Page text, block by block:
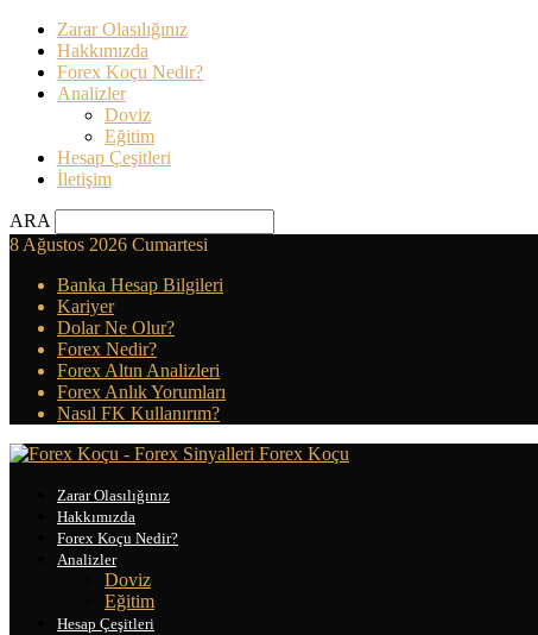
Zarar Olasılığınız
Hakkımızda
Forex Koçu Nedir?
Analizler
Doviz
Eğitim
Hesap Çeşitleri
İletişim
ARA
8 Ağustos 2026 Cumartesi
Banka Hesap Bilgileri
Kariyer
Dolar Ne Olur?
Forex Nedir?
Forex Altın Analizleri
Forex Anlık Yorumları
Nasıl FK Kullanırım?
Forex Koçu
Zarar Olasılığınız
Hakkımızda
Forex Koçu Nedir?
Analizler
Doviz
Eğitim
Hesap Çeşitleri